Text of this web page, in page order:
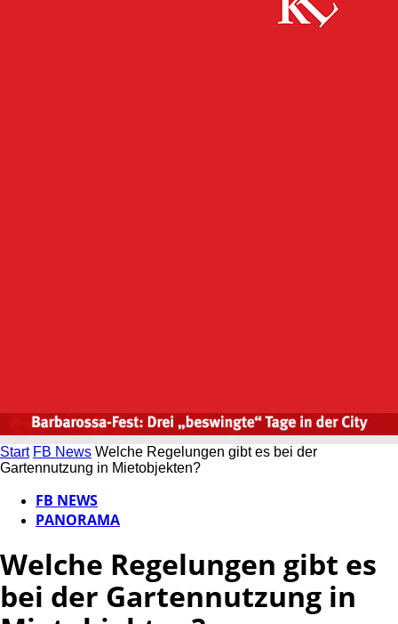
Start FB News Welche Regelungen gibt es bei der
Gartennutzung in Mietobjekten?
FB NEWS
PANORAMA
Welche Regelungen gibt es
bei der Gartennutzung in